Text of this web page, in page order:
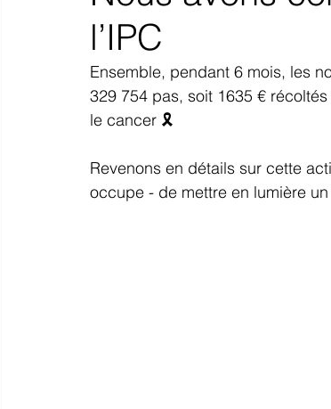
l’IPC
Ensemble, pendant 6 mois, les
329 754 pas, soit 1635 €
le cancer 🎗
Revenons en détails sur cette
occupe - de mettre en lumière